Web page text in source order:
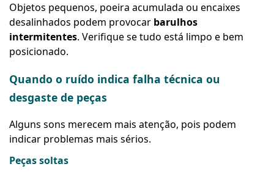
Objetos pequenos, poeira acumulada ou encaixes
desalinhados podem provocar barulhos
intermitentes. Verifique se tudo está limpo e bem
posicionado.
Quando o ruído indica falha técnica ou
desgaste de peças
Alguns sons merecem mais atenção, pois podem
indicar problemas mais sérios.
Peças soltas